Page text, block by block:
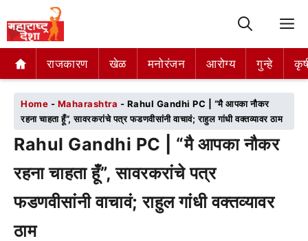
राजकारण खेळ मनोरंजन आरोग्य गुन्हे
राजकारण खेळ मनोरंजन आरोग्य गुन्हे
Home - Maharashtra - Rahul Gandhi PC | “मै आपका नौकर
रहना चाहता हूँ”, सावरकरांचे पत्र फडणवीसांनी वाचावं; राहुल गांधी वक्तव्यावर ठाम
Rahul Gandhi PC | “मै आपका नौकर
रहना चाहता हूँ”, सावरकरांचे पत्र
फडणवीसांनी वाचावं; राहुल गांधी वक्तव्यावर
ठाम